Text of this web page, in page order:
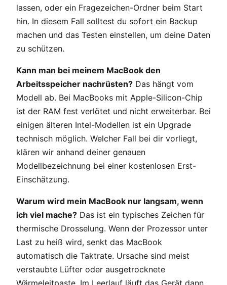
lassen, oder ein Fragezeichen-Ordner beim Start
hin. In diesem Fall solltest du sofort ein Backup
machen und das Testen einstellen, um deine Daten
zu schützen.
Kann man bei meinem MacBook den
Arbeitsspeicher nachrüsten? Das hängt vom
Modell ab. Bei MacBooks mit Apple-Silicon-Chip
ist der RAM fest verlötet und nicht erweiterbar. Bei
einigen älteren Intel-Modellen ist ein Upgrade
technisch möglich. Welcher Fall bei dir vorliegt,
klären wir anhand deiner genauen
Modellbezeichnung bei einer kostenlosen Erst-
Einschätzung.
Warum wird mein MacBook nur langsam, wenn
ich viel mache? Das ist ein typisches Zeichen für
thermische Drosselung. Wenn der Prozessor unter
Last zu heiß wird, senkt das MacBook
automatisch die Taktrate. Ursache sind meist
verstaubte Lüfter oder ausgetrocknete